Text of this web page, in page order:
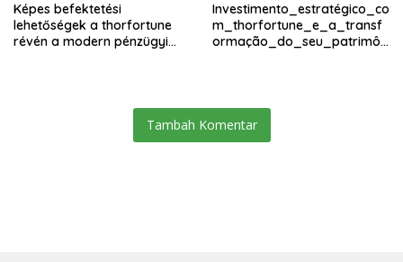
Képes befektetési
lehetőségek a thorfortune
révén a modern pénzügyi
Investimento_estratégico_co
m_thorfortune_e_a_transf
ormação_do_seu_patrimôn
Tambah Komentar